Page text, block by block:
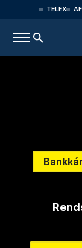
TELEX